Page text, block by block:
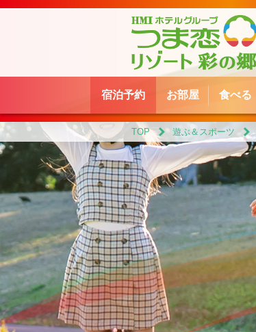
宿泊予約 お部屋 食べる
TOP 遊ぶ＆スポーツ